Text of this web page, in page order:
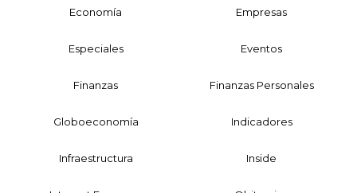
Economía Empresas
Especiales Eventos
Finanzas Finanzas Personales
Globoeconomía Indicadores
Infraestructura Inside